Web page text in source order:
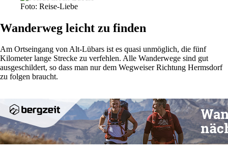
Foto: Reise-Liebe
Wanderweg leicht zu finden
Am Ortseingang von Alt-Lübars ist es quasi unmöglich, die fünf
Kilometer lange Strecke zu verfehlen. Alle Wanderwege sind gut
ausgeschildert, so dass man nur dem Wegweiser Richtung Hermsdorf
zu folgen braucht.